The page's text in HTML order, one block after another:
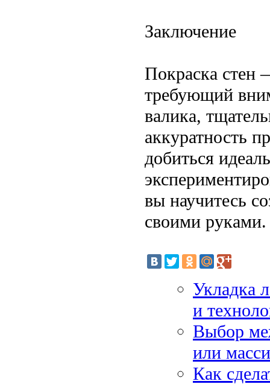
Заключение
Покраска стен
требующий
валика,
аккуратность
добиться
вы научитесь
своими руками.
Укладка
и
Выбор
или
Как